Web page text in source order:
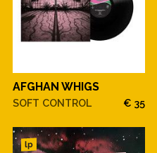
AFGHAN WHIGS
SOFT CONTROL € 35
lp